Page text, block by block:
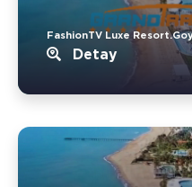
FashionTV Luxe
Detay